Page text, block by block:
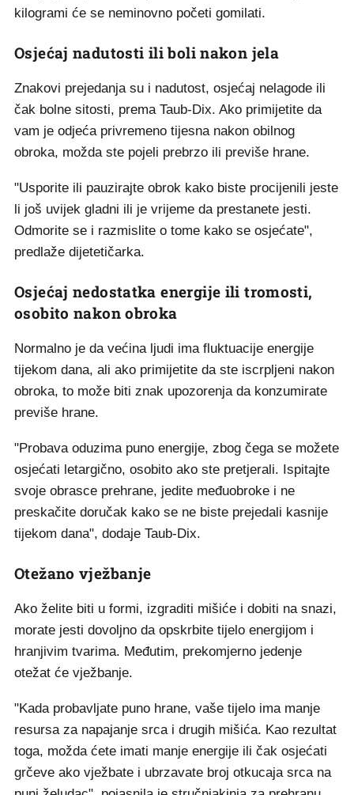
kilogrami će se neminovno početi gomilati.
Osjećaj nadutosti ili boli nakon jela
Znakovi prejedanja su i nadutost, osjećaj nelagode ili
čak bolne sitosti, prema Taub-Dix. Ako primijetite da
vam je odjeća privremeno tijesna nakon obilnog
obroka, možda ste pojeli prebrzo ili previše hrane.
"Usporite ili pauzirajte obrok kako biste procijenili jeste
li još uvijek gladni ili je vrijeme da prestanete jesti.
Odmorite se i razmislite o tome kako se osjećate",
predlaže dijetetičarka.
Osjećaj nedostatka energije ili tromosti,
osobito nakon obroka
Normalno je da većina ljudi ima fluktuacije energije
tijekom dana, ali ako primijetite da ste iscrpljeni nakon
obroka, to može biti znak upozorenja da konzumirate
previše hrane.
"Probava oduzima puno energije, zbog čega se možete
osjećati letargično, osobito ako ste pretjerali. Ispitajte
svoje obrasce prehrane, jedite međuobroke i ne
preskačite doručak kako se ne biste prejedali kasnije
tijekom dana", dodaje Taub-Dix.
Otežano vježbanje
Ako želite biti u formi, izgraditi mišiće i dobiti na snazi,
morate jesti dovoljno da opskrbite tijelo energijom i
hranjivim tvarima. Međutim, prekomjerno jedenje
otežat će vježbanje.
"Kada probavljate puno hrane, vaše tijelo ima manje
resursa za napajanje srca i drugih mišića. Kao rezultat
toga, možda ćete imati manje energije ili čak osjećati
grčeve ako vježbate i ubrzavate broj otkucaja srca na